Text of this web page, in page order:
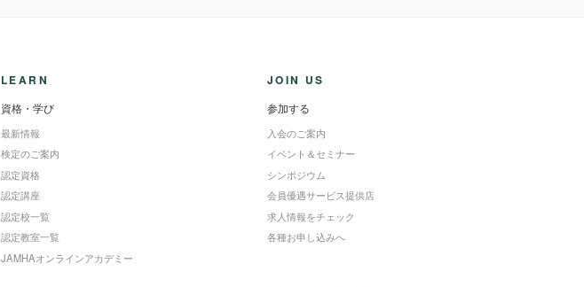
LEARN
資格・学び
最新情報
検定のご案内
認定資格
認定講座
認定校一覧
認定教室一覧
JAMHAオンラインアカデミー
JOIN US
参加する
入会のご案内
イベント＆セミナー
シンポジウム
会員優遇サービス提供店
求人情報をチェック
各種お申し込みへ